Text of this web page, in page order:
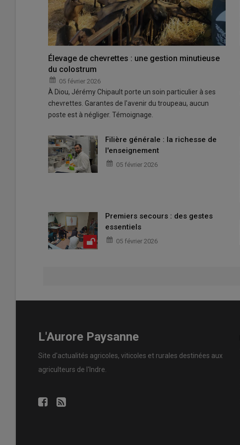
Élevage de chevrettes : une gestion minutieuse
du colostrum
05 février 2026
À Diou, Jérémy Chipault porte un soin particulier à ses
chevrettes. Garantes de l'avenir du troupeau, aucun
poste est à négliger. Témoignage.
Filière générale : la richesse de
l'enseignement
05 février 2026
Premiers secours : des gestes
essentiels
05 février 2026
L'Aurore Paysanne
Site d'actualités agricoles, viticoles et rurales destinées aux
agriculteurs de l'Indre.